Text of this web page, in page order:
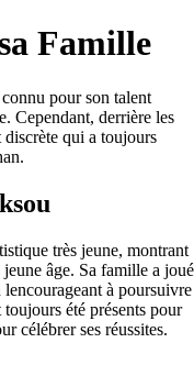
Famille
pour son talent
Cependant, derrière les
discrète qui a toujours
très jeune, montrant
âge. Sa famille a joué
à poursuivre
été présents pour
célébrer ses réussites.